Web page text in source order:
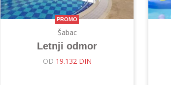
PROMO
Šabac
Letnji odmor
OD 19.132 DIN